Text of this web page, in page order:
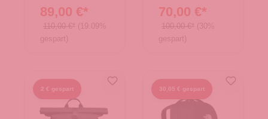
89,00 €*
110,00 €* (19.09%
gespart)
70,00 €*
100,00 €* (30%
gespart)
2 € gespart 30,05 € gespart